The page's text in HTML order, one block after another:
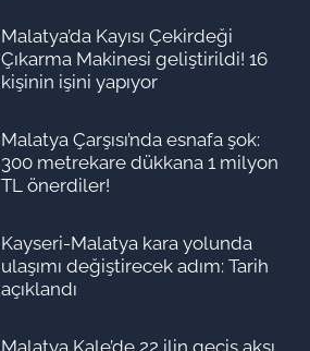
Malatya’da Kayısı Çekirdeği
Çıkarma Makinesi geliştirildi! 16
kişinin işini yapıyor
Malatya Çarşısı’nda esnafa şok:
300 metrekare dükkana 1 milyon
TL önerdiler!
Kayseri-Malatya kara yolunda
ulaşımı değiştirecek adım: Tarih
açıklandı
Malatya Kale’de 22 ilin geçiş aksı